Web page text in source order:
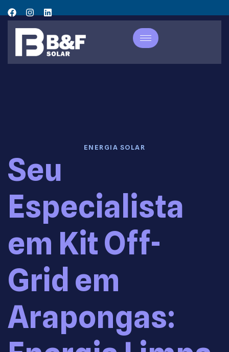
ENERGIA SOLAR
Seu
Especialista
em Kit Off-
Grid em
Arapongas: